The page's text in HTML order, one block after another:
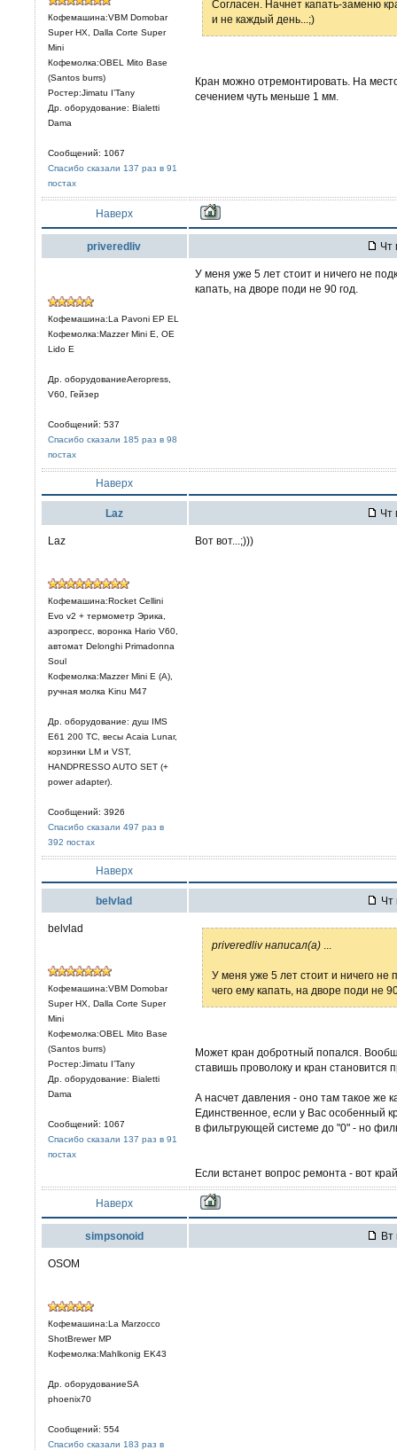
Кофемашина:VBM Domobar
Super HX, Dalla Corte Super
Mini
Кофемолка:OBEL Mito Base
(Santos burrs)
Ростер:Jimatu I’Tany
Др. оборудование: Bialetti
Dama
Сообщений: 1067
Спасибо сказали 137 раз в 91
постах
Согласен. Начнет капать-заменю
и не каждый день...;)
Кран можно отремонтировать. На
сечением чуть меньше 1 мм.
Наверх
priveredliv Чт
Кофемашина:La Pavoni EP EL
Кофемолка:Mazzer Mini E, OE
Lido E
Др. оборудованиеAeropress,
V60, Гейзер
Сообщений: 537
Спасибо сказали 185 раз в 98
постах
У меня уже 5 лет стоит и ничего не
капать, на дворе поди не 90 год.
Наверх
Laz Чт
Laz
Кофемашина:Rocket Cellini
Evo v2 + термометр Эрика,
аэропресс, воронка Hario V60,
автомат Delonghi Primadonna
Soul
Кофемолка:Mazzer Mini E (A),
ручная молка Kinu M47
Др. оборудование: душ IMS
E61 200 TC, весы Acaia Lunar,
корзинки LM и VST,
HANDPRESSO AUTO SET (+
power adapter).
Сообщений: 3926
Спасибо сказали 497 раз в
392 постах
Вот вот...;)))
Наверх
belvlad Чт
belvlad
Кофемашина:VBM Domobar
Super HX, Dalla Corte Super
Mini
Кофемолка:OBEL Mito Base
(Santos burrs)
Ростер:Jimatu I’Tany
Др. оборудование: Bialetti
Dama
Сообщений: 1067
Спасибо сказали 137 раз в 91
постах
priveredliv написал(а)
У меня уже 5 лет стоит и ничего не
чего ему капать, на дворе поди не
Может кран добротный попался.
ставишь проволоку и кран становится
А насчет давления - оно там такое же
Единственное, если у Вас особенный
в фильтрующей системе до "0" - но
Если встанет вопрос ремонта - вот
Наверх
simpsonoid Вт
OSOM
Кофемашина:La Marzocco
ShotBrewer MP
Кофемолка:Mahlkonig EK43
Др. оборудованиеSA
phoenix70
Сообщений: 554
Спасибо сказали 183 раз в